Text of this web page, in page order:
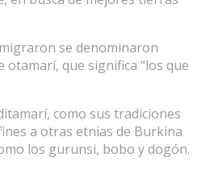
se denominaron
otamarí, que significa “los que
como sus tradiciones
a otras etnias de Burkina
los gurunsi, bobo y dogón.